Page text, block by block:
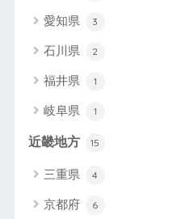
愛知県 3
石川県 2
福井県 1
岐阜県 1
近畿地方 15
三重県 4
京都府 6